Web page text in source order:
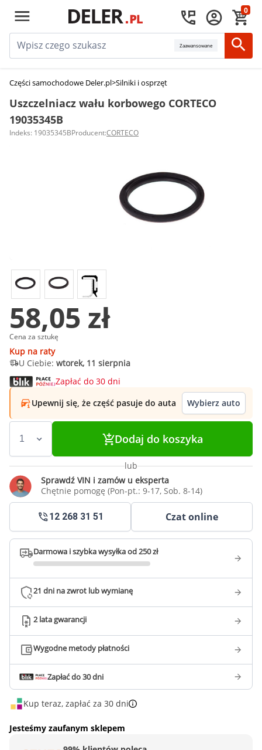
0
Zaawansowane
Części samochodowe Deler.pl>Silniki i osprzęt
Uszczelniacz wału korbowego CORTECO
19035345B
Indeks: 19035345BProducent:CORTECO
58,05 zł
Cena za sztukę
Kup na raty
U Ciebie: wtorek, 11 sierpnia
Zapłać do 30 dni
Upewnij się, że część pasuje do auta
Wybierz auto
Dodaj do koszyka
lub
Sprawdź VIN i zamów u eksperta
Chętnie pomogę (Pon-pt.: 9-17, Sob. 8-14)
12 268 31 51 Czat online
Darmowa i szybka wysyłka od 250 zł
21 dni na zwrot lub wymianę
2 lata gwarancji
Wygodne metody płatności
Zapłać do 30 dni
Kup teraz, zapłać za 30 dni
Jesteśmy zaufanym sklepem